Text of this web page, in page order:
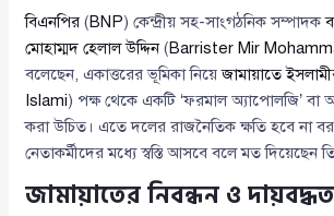
বিএনপির (BNP) কেন্দ্রীয় সহ-সাংগঠনিক সম্পাদক
মোহাম্মদ হেলাল উদ্দিন(Barrister Mir
বলেছেন, একাত্তরের ভূমিকা নিয়েজামায়াতে
Islami) পক্ষ থেকে একটি ‘ফরমাল অ্যাপোলজি’ বা
করা উচিত। এতে দলের রাজনৈতিক ক্ষতি হবে না
নেতাকর্মীদের মধ্যে স্বস্তি আসবে বলে মত দিয়েছেন
জামায়াতের নিবন্ধন ও